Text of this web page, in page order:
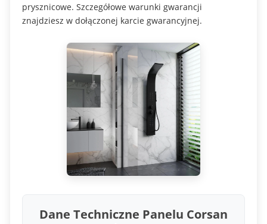
prysznicowe. Szczegółowe warunki gwarancji
znajdziesz w dołączonej karcie gwarancyjnej.
Dane Techniczne Panelu Corsan